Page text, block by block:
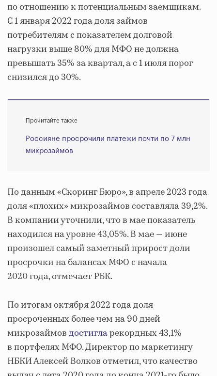
по отношению к потенциальным заемщикам.
С 1 января 2022 года доля займов
потребителям с показателем долговой
нагрузки выше 80% для МФО не должна
превышать 35% за квартал, а с 1 июля порог
снизился до 30%.
Прочитайте также
Россияне просрочили платежи почти по 7 млн
микрозаймов
По данным «Скоринг Бюро», в апреле 2023 года
доля «плохих» микрозаймов составляла 39,2%.
В компании уточнили, что в мае показатель
находился на уровне 43,05%. В мае — июне
произошел самый заметный прирост доли
просрочки на балансах МФО с начала
2020 года, отмечает РБК.
По итогам октября 2022 года доля
просроченных более чем на 90 дней
микрозаймовдостигларекордных 43,1%
в портфелях МФО. Директор по маркетингу
НБКИ Алексей Волков отметил, что качество